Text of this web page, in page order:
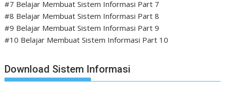
#7 Belajar Membuat Sistem Informasi Part 7
#8 Belajar Membuat Sistem Informasi Part 8
#9 Belajar Membuat Sistem Informasi Part 9
#10 Belajar Membuat Sistem Informasi Part 10
Download Sistem Informasi